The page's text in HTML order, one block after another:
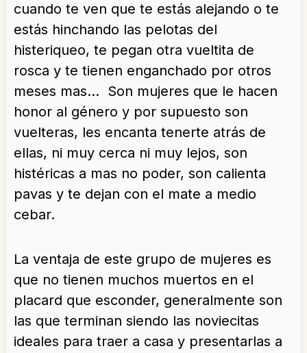
cuando te ven que te estás alejando o te
estás hinchando las pelotas del
histeriqueo, te pegan otra vueltita de
rosca y te tienen enganchado por otros
meses mas… Son mujeres que le hacen
honor al género y por supuesto son
vuelteras, les encanta tenerte atrás de
ellas, ni muy cerca ni muy lejos, son
histéricas a mas no poder, son calienta
pavas y te dejan con el mate a medio
cebar.
La ventaja de este grupo de mujeres es
que no tienen muchos muertos en el
placard que esconder, generalmente son
las que terminan siendo las noviecitas
ideales para traer a casa y presentarlas a